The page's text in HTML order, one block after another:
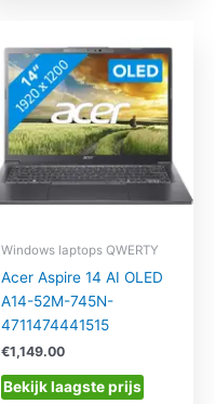
Windows laptops QWERTY
Acer Aspire 14 AI OLED
A14-52M-745N-
4711474441515
€1,149.00
Bekijk laagste prijs